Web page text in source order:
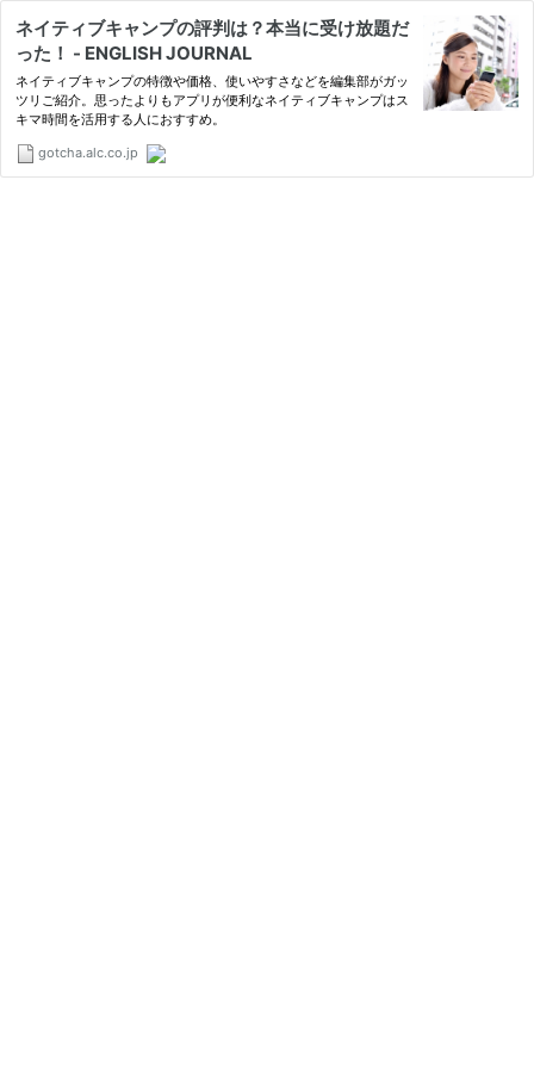
ネイティブキャンプの評判は？本当に受け放題だ
った！ - ENGLISH JOURNAL
ネイティブキャンプの特徴や価格、使いやすさなどを編集部がガッ
ツリご紹介。思ったよりもアプリが便利なネイティブキャンプはス
キマ時間を活用する人におすすめ。
gotcha.alc.co.jp